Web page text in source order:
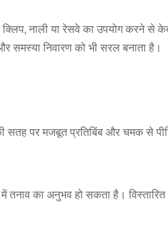
नाली या रेसवे का उपयोग करने से
निवारण को भी सरल बनाता है।
सतह पर मजबूत प्रतिबिंब और चमक से
तनाव का अनुभव हो सकता है।